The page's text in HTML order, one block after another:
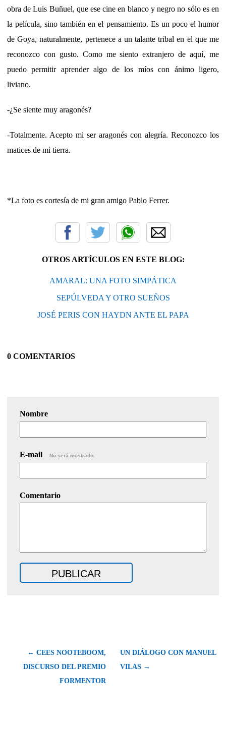
obra de Luis Buñuel, que ese cine en blanco y negro no sólo es en
la película, sino también en el pensamiento. Es un poco el humor
de Goya, naturalmente, pertenece a un talante tribal en el que me
reconozco con gusto. Como me siento extranjero de aquí, me
puedo permitir aprender algo de los míos con ánimo ligero,
liviano.
-¿Se siente muy aragonés?
-Totalmente. Acepto mi ser aragonés con alegría. Reconozco los
matices de mi tierra.
*La foto es cortesía de mi gran amigo Pablo Ferrer.
OTROS ARTÍCULOS EN ESTE BLOG:
AMARAL: UNA FOTO SIMPÁTICA
SEPÚLVEDA Y OTRO SUEÑOS
JOSÉ PERIS CON HAYDN ANTE EL PAPA
0 COMENTARIOS
Nombre
E-mail No será mostrado.
Comentario
← CEES NOOTEBOOM,
DISCURSO DEL PREMIO
FORMENTOR
UN DIÁLOGO CON MANUEL
VILAS →